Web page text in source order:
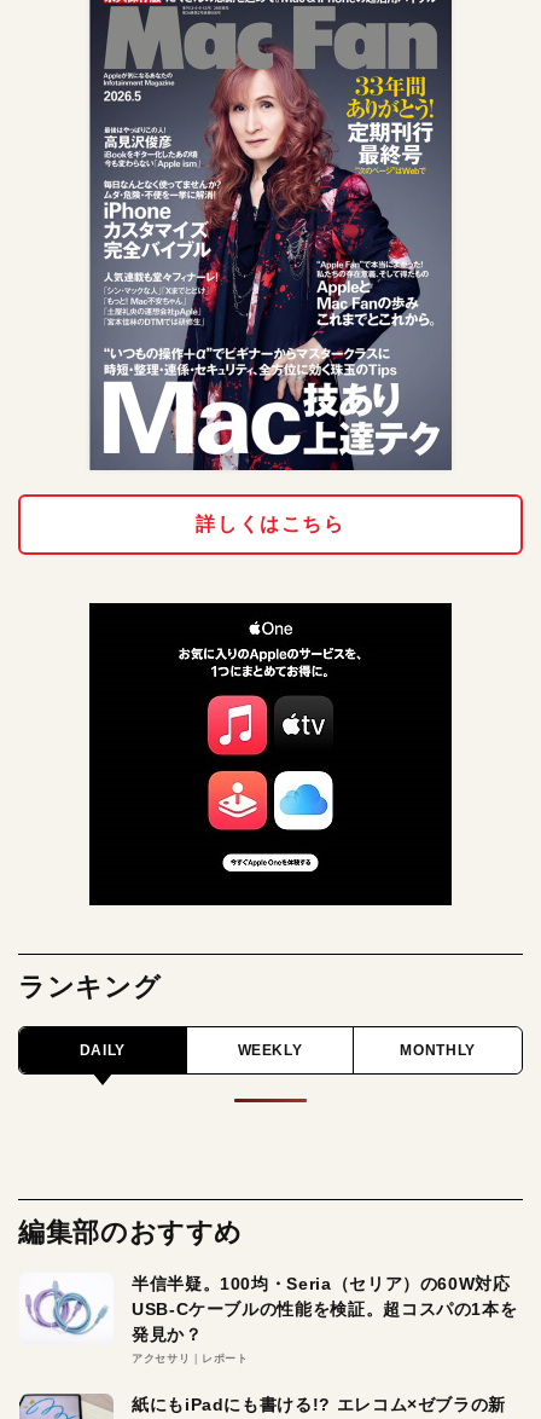
詳しくはこちら
ランキング
DAILY WEEKLY MONTHLY
編集部のおすすめ
半信半疑。100均・Seria（セリア）の60W対応
USB-Cケーブルの性能を検証。超コスパの1本を
発見か？
アクセサリ レポート
紙にもiPadにも書ける!? エレコム×ゼブラの新